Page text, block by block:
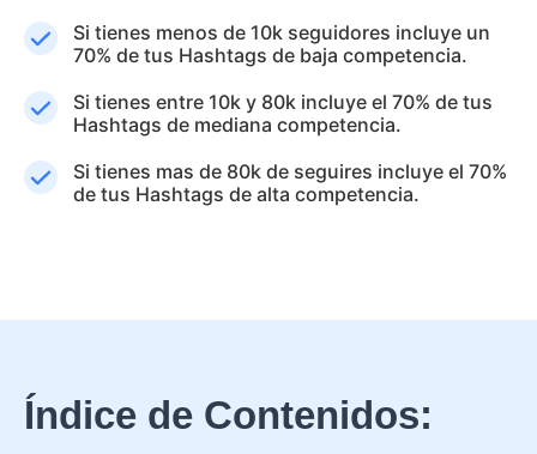
Si tienes menos de 10k seguidores incluye un
70% de tus Hashtags de baja competencia.
Si tienes entre 10k y 80k incluye el 70% de tus
Hashtags de mediana competencia.
Si tienes mas de 80k de seguires incluye el 70%
de tus Hashtags de alta competencia.
Índice de Contenidos: